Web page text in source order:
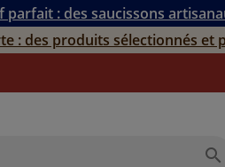
: des saucissons
: des produits sélectionnés et
search